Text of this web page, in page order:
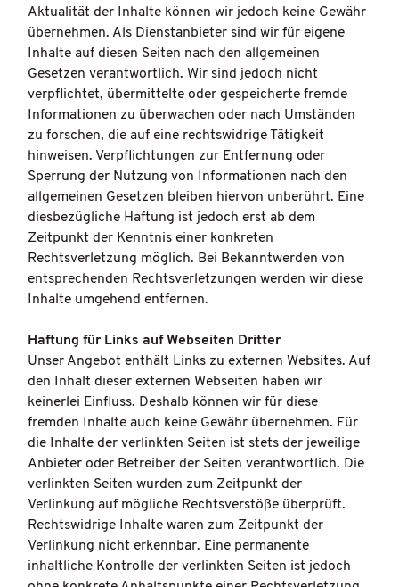
Aktualität der Inhalte können wir jedoch keine Gewähr
übernehmen. Als Dienstanbieter sind wir für eigene
Inhalte auf diesen Seiten nach den allgemeinen
Gesetzen verantwortlich. Wir sind jedoch nicht
verpflichtet, übermittelte oder gespeicherte fremde
Informationen zu überwachen oder nach Umständen
zu forschen, die auf eine rechtswidrige Tätigkeit
hinweisen. Verpflichtungen zur Entfernung oder
Sperrung der Nutzung von Informationen nach den
allgemeinen Gesetzen bleiben hiervon unberührt. Eine
diesbezügliche Haftung ist jedoch erst ab dem
Zeitpunkt der Kenntnis einer konkreten
Rechtsverletzung möglich. Bei Bekanntwerden von
entsprechenden Rechtsverletzungen werden wir diese
Inhalte umgehend entfernen.
Haftung für Links auf Webseiten Dritter
Unser Angebot enthält Links zu externen Websites. Auf
den Inhalt dieser externen Webseiten haben wir
keinerlei Einfluss. Deshalb können wir für diese
fremden Inhalte auch keine Gewähr übernehmen. Für
die Inhalte der verlinkten Seiten ist stets der jeweilige
Anbieter oder Betreiber der Seiten verantwortlich. Die
verlinkten Seiten wurden zum Zeitpunkt der
Verlinkung auf mögliche Rechtsverstöße überprüft.
Rechtswidrige Inhalte waren zum Zeitpunkt der
Verlinkung nicht erkennbar. Eine permanente
inhaltliche Kontrolle der verlinkten Seiten ist jedoch